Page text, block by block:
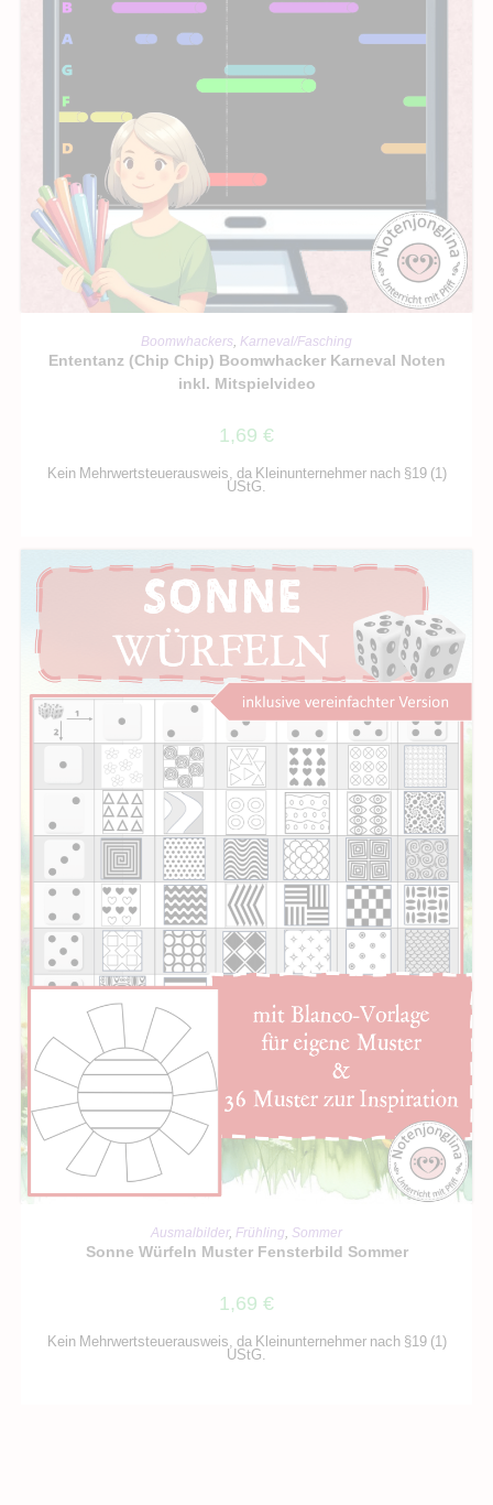
IN DEN WARENKORB
Boomwhackers, Karneval/Fasching
Ententanz (Chip Chip) Boomwhacker Karneval Noten
inkl. Mitspielvideo
1,69 €
Kein Mehrwertsteuerausweis, da Kleinunternehmer nach §19 (1)
UStG.
IN DEN WARENKORB
Ausmalbilder, Frühling, Sommer
Sonne Würfeln Muster Fensterbild Sommer
1,69 €
Kein Mehrwertsteuerausweis, da Kleinunternehmer nach §19 (1)
UStG.